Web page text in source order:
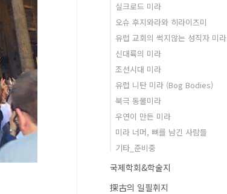
실크로드 미라
오슈 후지와라와 히라이즈미
유럽 교회의 썩지않는 성직자 미라
신대륙의 미라
조선시대 미라
유럽 니탄 미라 (Bog Bodies)
북극 동물미라
우연이 만든 미라
미라 너머, 뼈를 남긴 사람들
기타_준비중
국제학회&학술지
探古의 일필휘지